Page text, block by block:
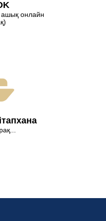
онлайн